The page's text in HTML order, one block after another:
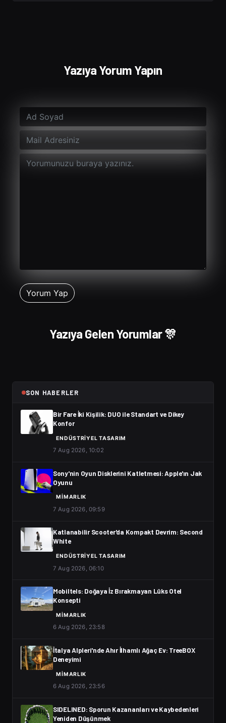
Yazıya Yorum Yapın
Yazıya Gelen Yorumlar 🎊
SON HABERLER
Bir Fare İki Kişilik: DUO ile Standart ve Dikey
Konfor
ENDÜSTRIYEL TASARIM
7 Aug 2026, 10:02
Sony'nin Oyun Disklerini Katletmesi: Apple'ın Jak
Oyunu
MIMARLIK
7 Aug 2026, 09:59
Katlanabilir Scooter'da Kompakt Devrim: Second
White
ENDÜSTRIYEL TASARIM
7 Aug 2026, 06:10
Mobiltels: Doğaya İz Bırakmayan Lüks Otel
Konsepti
MIMARLIK
6 Aug 2026, 23:58
İtalya Alpleri'nde Ahır İlhamlı Ağaç Ev: TreeBOX
Deneyimi
MIMARLIK
6 Aug 2026, 23:56
SIDELINED: Sporun Kazananları ve Kaybedenleri
Yeniden Düşünmek